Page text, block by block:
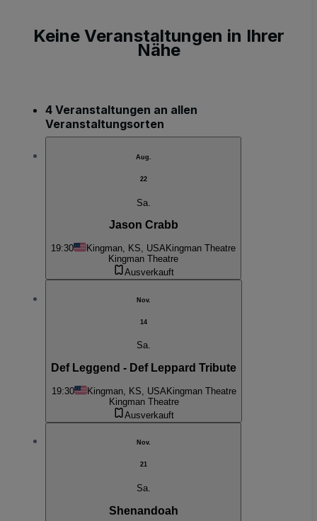
Keine Veranstaltungen in Ihrer
Nähe
4 Veranstaltungen an allen
Veranstaltungsorten
Aug.
22
Sa.
Jason Crabb
19:30 Kingman, KS, USA Kingman Theatre
Kingman Theatre
Ausverkauft
Nov.
14
Sa.
Def Leggend - Def Leppard Tribute
19:30 Kingman, KS, USAKingman Theatre
Kingman Theatre
Ausverkauft
Nov.
21
Sa.
Shenandoah